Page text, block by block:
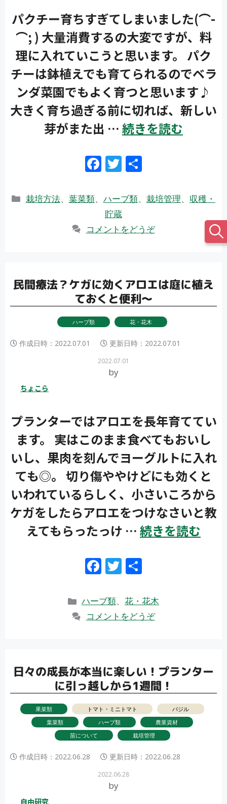
タイプ
パクチー育ちすぎてしまいました(⌒-
⌒; ) 大量消費するの大変ですが、料
理に入れていこうと思います。 パク
チーは鉢植えでも育てられるのでベラ
ンダ菜園でもよく育つと思います♪
大きく育ち過ぎる前に切れば、新しい
芽がまた出 … 続きを読む
F
e
b
o
T
itt
er
カ
栽培方法、 葉菜類、 ハーブ類、 栽培管理、 収穫・
貯蔵
コメントをどうぞ
民間療法？ケガに効くアロエは庭に植え
ておくと便利～
ハーブ類 花・花木
作成日時： 2022.07.01 更新日時： 2022.07.01
2022.07.01
by
ちょこら
プランターではアロエを長年育ててい
ます。 実はこのまま食べてもおいし
いし、果肉を刻んでヨーグルトに入れ
ても◎。 切り傷ややけどにも効くと
いわれているらしく、小さいころから
ケガをしたらアロエをつけなさいと教
えてもらったっけ … 続きを読む
F
e
b
k
T
itt
er
カ
テ
ハーブ類、花・花木
コメントをどうぞ
日々の成長が本当に楽しい！プランター
に引っ越しから1週間！
果菜類 トマト・ミニトマト
バジル
葉菜類
ハーブ類
農業資材
苗について
栽培管理
作成日時： 2022.06.28 更新日時： 2022.06.28
2022.06.28
by
自由研究